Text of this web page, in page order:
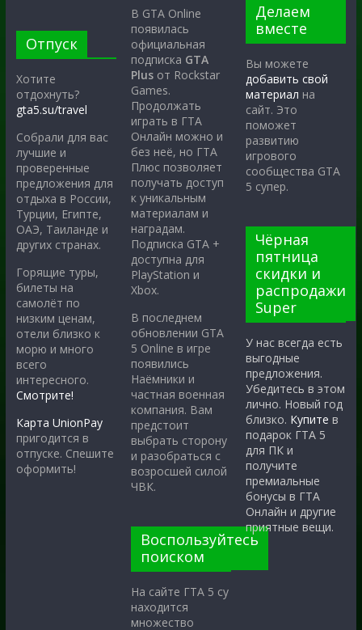
Отпуск
Хотите
отдохнуть?
gta5.su/travel
Собрали для вас
лучшие и
проверенные
предложения для
отдыха в России,
Турции, Египте,
ОАЭ, Таиланде и
других странах.
Горящие туры,
билеты на
самолёт по
низким ценам,
отели близко к
морю и много
всего
интересного.
Смотрите!
Карта UnionPay
пригодится в
отпуске. Спешите
оформить!
В GTA Online
появилась
официальная
подписка GTA
Plus от Rockstar
Games.
Продолжать
играть в ГТА
Онлайн можно и
без неё, но ГТА
Плюс позволяет
получать доступ
к уникальным
материалам и
наградам.
Подписка GTA +
доступна для
PlayStation и
Xbox.
В последнем
обновлении GTA
5 Online в игре
появились
Наёмники и
частная военная
компания. Вам
предстоит
выбрать сторону
и разобраться с
возросшей силой
ЧВК.
Воспользуйтесь
поиском
На сайте ГТА 5 су
находится
множество
Делаем
вместе
Вы можете
добавить свой
материал на
сайт. Это
поможет
развитию
игрового
сообщества GTA
5 супер.
Чёрная
пятница
скидки и
распродажи
Super
У нас всегда есть
выгодные
предложения.
Убедитесь в этом
лично. Новый год
близко. Купите в
подарок ГТА 5
для ПК и
получите
премиальные
бонусы в ГТА
Онлайн и другие
приятные вещи.